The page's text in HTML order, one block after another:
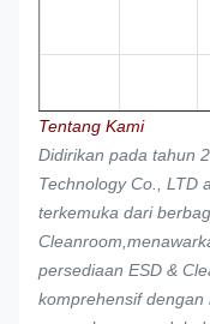
2
WIP-
0606
3
WIP-
0609
Tentang Kami
Didirikan pada tahun
Technology Co., LTD
terkemuka dari
persediaan ESD &
komprehensif